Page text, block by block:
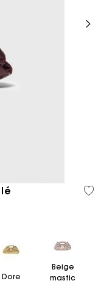
Dore
Beige
mastic